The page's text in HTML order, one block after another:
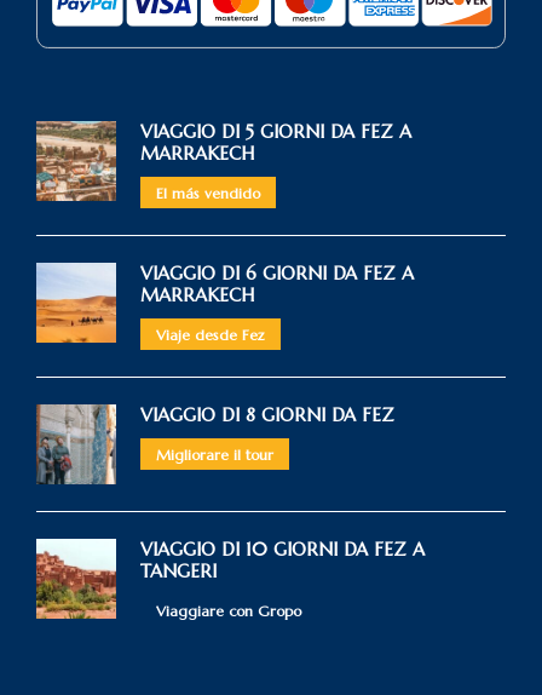
VIAGGIO DI 5 GIORNI DA FEZ A
MARRAKECH
El más vendido
VIAGGIO DI 6 GIORNI DA FEZ A
MARRAKECH
Viaje desde Fez
VIAGGIO DI 8 GIORNI DA FEZ
Migliorare il tour
VIAGGIO DI 10 GIORNI DA FEZ A
TANGERI
Viaggiare con Gropo